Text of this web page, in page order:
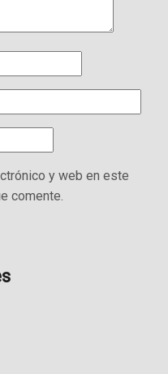
y web en este
comente.